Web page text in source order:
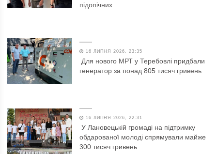
підопічних
16 ЛИПНЯ 2026, 23:35
Для нового МРТ у Теребовлі придбали
генератор за понад 805 тисяч гривень
16 ЛИПНЯ 2026, 22:31
У Лановецькій громаді на підтримку
обдарованої молоді спрямували майже
300 тисяч гривень